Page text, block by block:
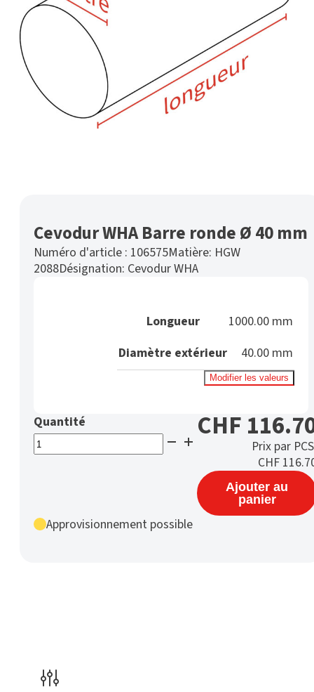
Cevodur WHA Barre ronde Ø 40 mm
Numéro d'article : 106575Matière: HGW
2088Désignation: Cevodur WHA
Longueur
1000.00 mm
Diamètre extérieur
40.00 mm
Modifier les valeurs
quantité
de
ronde
CHF
Prix par
CHF
Ajouter au
panier
Approvisionnement possible